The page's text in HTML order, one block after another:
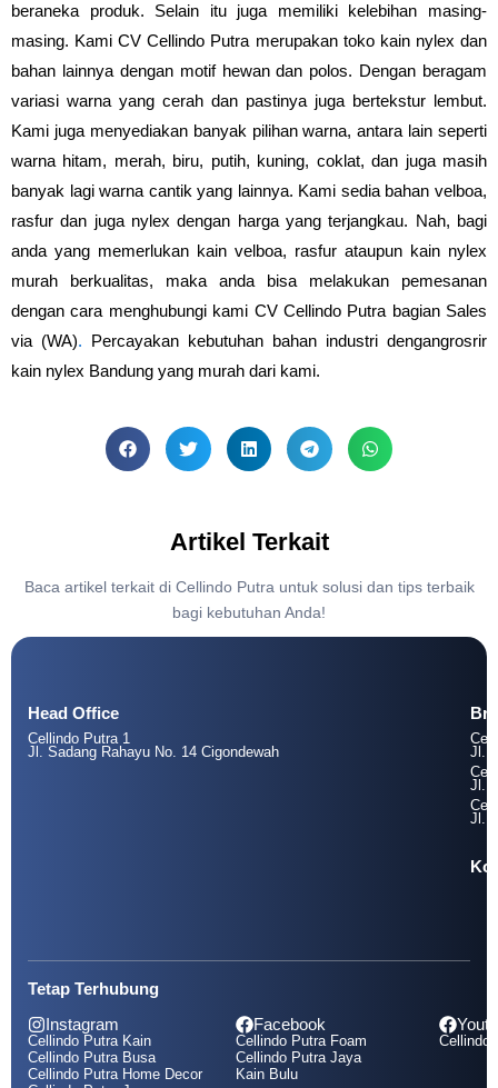
beraneka produk. Selain itu juga memiliki kelebihan masing-
masing. Kami CV Cellindo Putra merupakan toko kain nylex dan
bahan lainnya dengan motif hewan dan polos. Dengan beragam
variasi warna yang cerah dan pastinya juga bertekstur lembut.
Kami juga menyediakan banyak pilihan warna, antara lain seperti
warna hitam, merah, biru, putih, kuning, coklat, dan juga masih
banyak lagi warna cantik yang lainnya. Kami sedia bahan velboa,
rasfur dan juga nylex dengan harga yang terjangkau. Nah, bagi
anda yang memerlukan kain velboa, rasfur ataupun kain nylex
murah berkualitas, maka anda bisa melakukan pemesanan
dengan cara menghubungi kami CV Cellindo Putra bagian Sales
via (WA). Percayakan kebutuhan bahan industri dengangrosrir
kain nylex Bandung yang murah dari kami.
Artikel Terkait
Baca artikel terkait di Cellindo Putra untuk solusi dan tips terbaik
bagi kebutuhan Anda!
Head Office
Cellindo Putra 1
Jl. Sadang Rahayu No. 14 Cigondewah
Jl.
Jl.
Jl.
Tetap Terhubung
Instagram
Cellindo Putra Kain
Cellindo Putra Busa
Cellindo Putra Home Decor
Facebook
Cellindo Putra Foam
Cellindo Putra Jaya
Kain Bulu
Cellindo